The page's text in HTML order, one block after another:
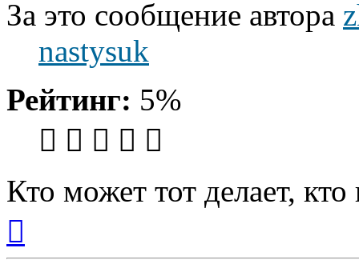
За это сообщение автора
nastysuk
Рейтинг: 5%
Кто может тот делает,
началу